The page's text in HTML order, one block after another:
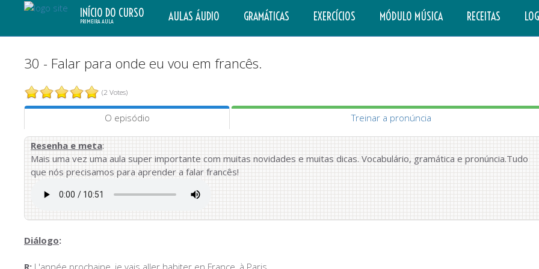
INÍCIO DO CURSO
PRIMEIRA AULA AULAS ÁUDIO GRAMÁTICAS EXERCÍCIOS MÓDULO MÚSICA RECEITAS
30 - Falar para onde eu vou em francês.
(2 Votes)
O episódio Treinar a pronúncia
Resenha e meta:
Mais uma vez uma aula super importante com muitas novidades e muitas dicas. Vocabulário, gramática e pronúncia.Tudo
que nós precisamos para aprender a falar francês!
Diálogo: